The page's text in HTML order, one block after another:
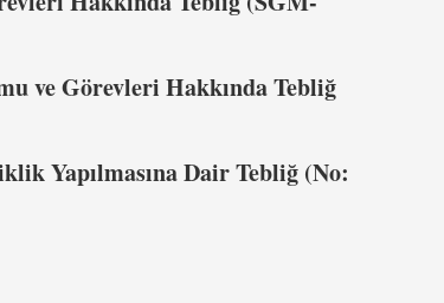
ve Görevleri Hakkında Tebliğ
Yapılmasına Dair Tebliğ (No: